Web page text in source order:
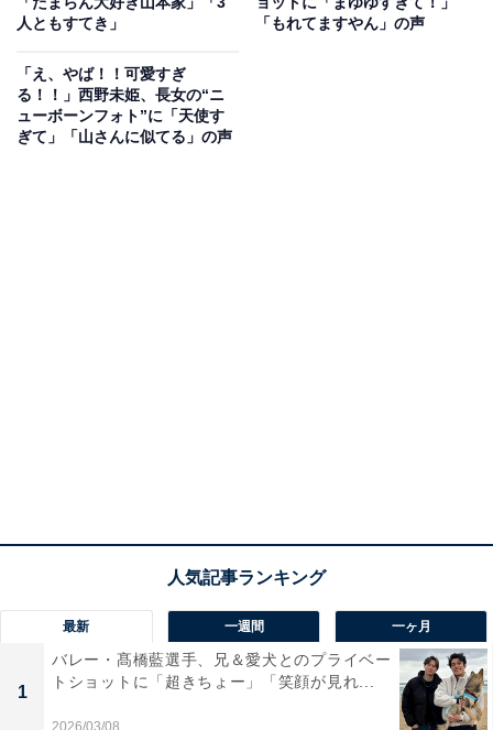
人ともすてき」
「もれてますやん」の声
「え、やば！！可愛すぎ
る！！」西野未姫、長女の“ニ
ューボーンフォト”に「天使す
ぎて」「山さんに似てる」の声
最新 一週間 一ヶ月
1
バレー・髙橋藍選手、兄＆愛犬とのプライベー
トショットに「超きちょー」「笑顔が見れ...